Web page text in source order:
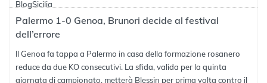
Palermo 1-0 Genoa, Brunori decide al festival
dell’errore
Il Genoa fa tappa a Palermo in casa della formazione rosanero
reduce da due KO consecutivi. La sfida, valida per la quinta
giornata di campionato, metterà Blessin per prima volta contro il